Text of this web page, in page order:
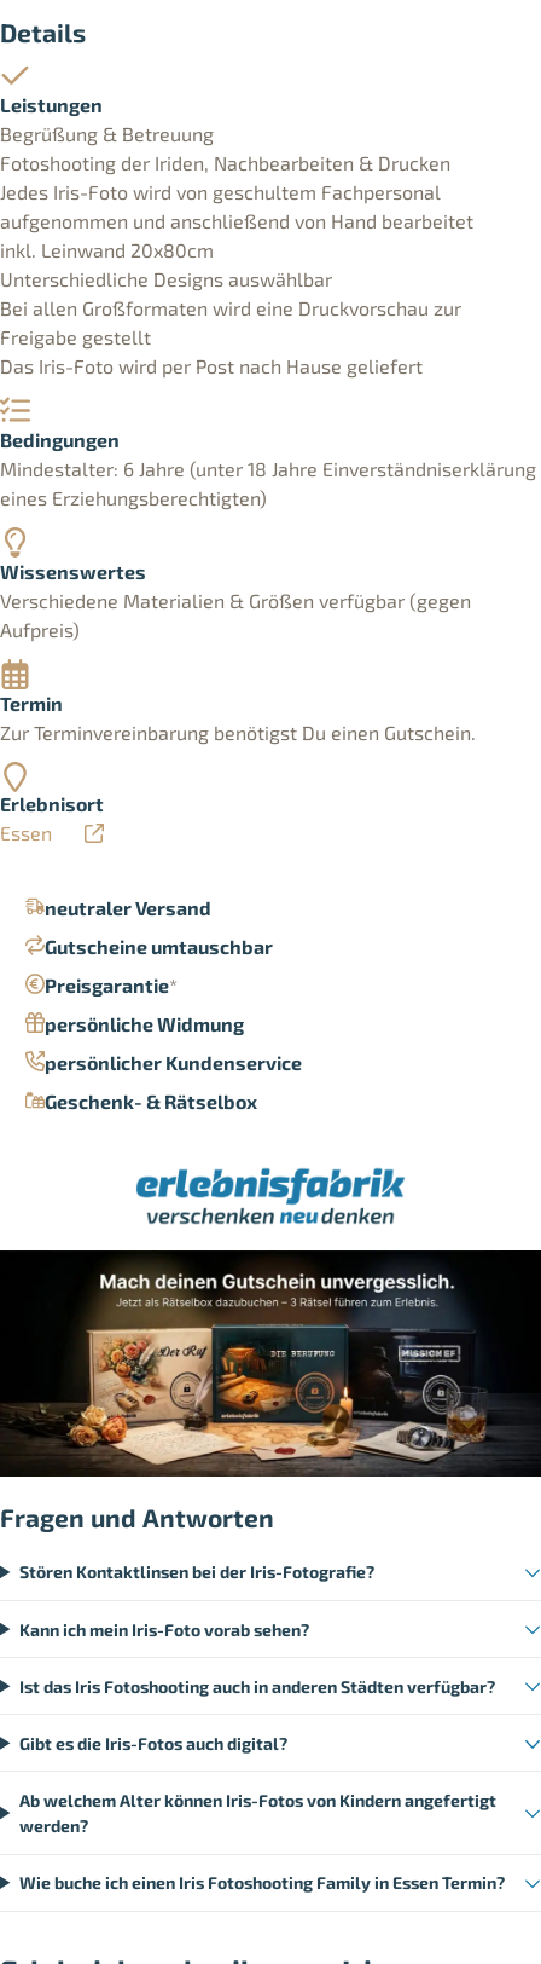
neutraler Versand
Gutscheine umtauschbar
Preisgarantie*
persönliche Widmung
persönlicher Kundenservice
Geschenk- & Rätselbox
Details
Leistungen
Begrüßung & Betreuung
Fotoshooting der Iriden, Nachbearbeiten & Drucken
Jedes Iris-Foto wird von geschultem Fachpersonal
aufgenommen und anschließend von Hand bearbeitet
inkl. Leinwand 20x80cm
Unterschiedliche Designs auswählbar
Bei allen Großformaten wird eine Druckvorschau zur
Freigabe gestellt
Das Iris-Foto wird per Post nach Hause geliefert
Bedingungen
Mindestalter: 6 Jahre (unter 18 Jahre Einverständniserklärung
eines Erziehungsberechtigten)
Wissenswertes
Verschiedene Materialien & Größen verfügbar (gegen
Aufpreis)
Termin
Zur Terminvereinbarung benötigst Du einen Gutschein.
Erlebnisort
Essen
Fragen und Antworten
Stören Kontaktlinsen bei der Iris-Fotografie?
Kann ich mein Iris-Foto vorab sehen?
Ist das Iris Fotoshooting auch in anderen Städten verfügbar?
Gibt es die Iris-Fotos auch digital?
Ab welchem Alter können Iris-Fotos von Kindern angefertigt
werden?
Wie buche ich einen Iris Fotoshooting Family in Essen Termin?